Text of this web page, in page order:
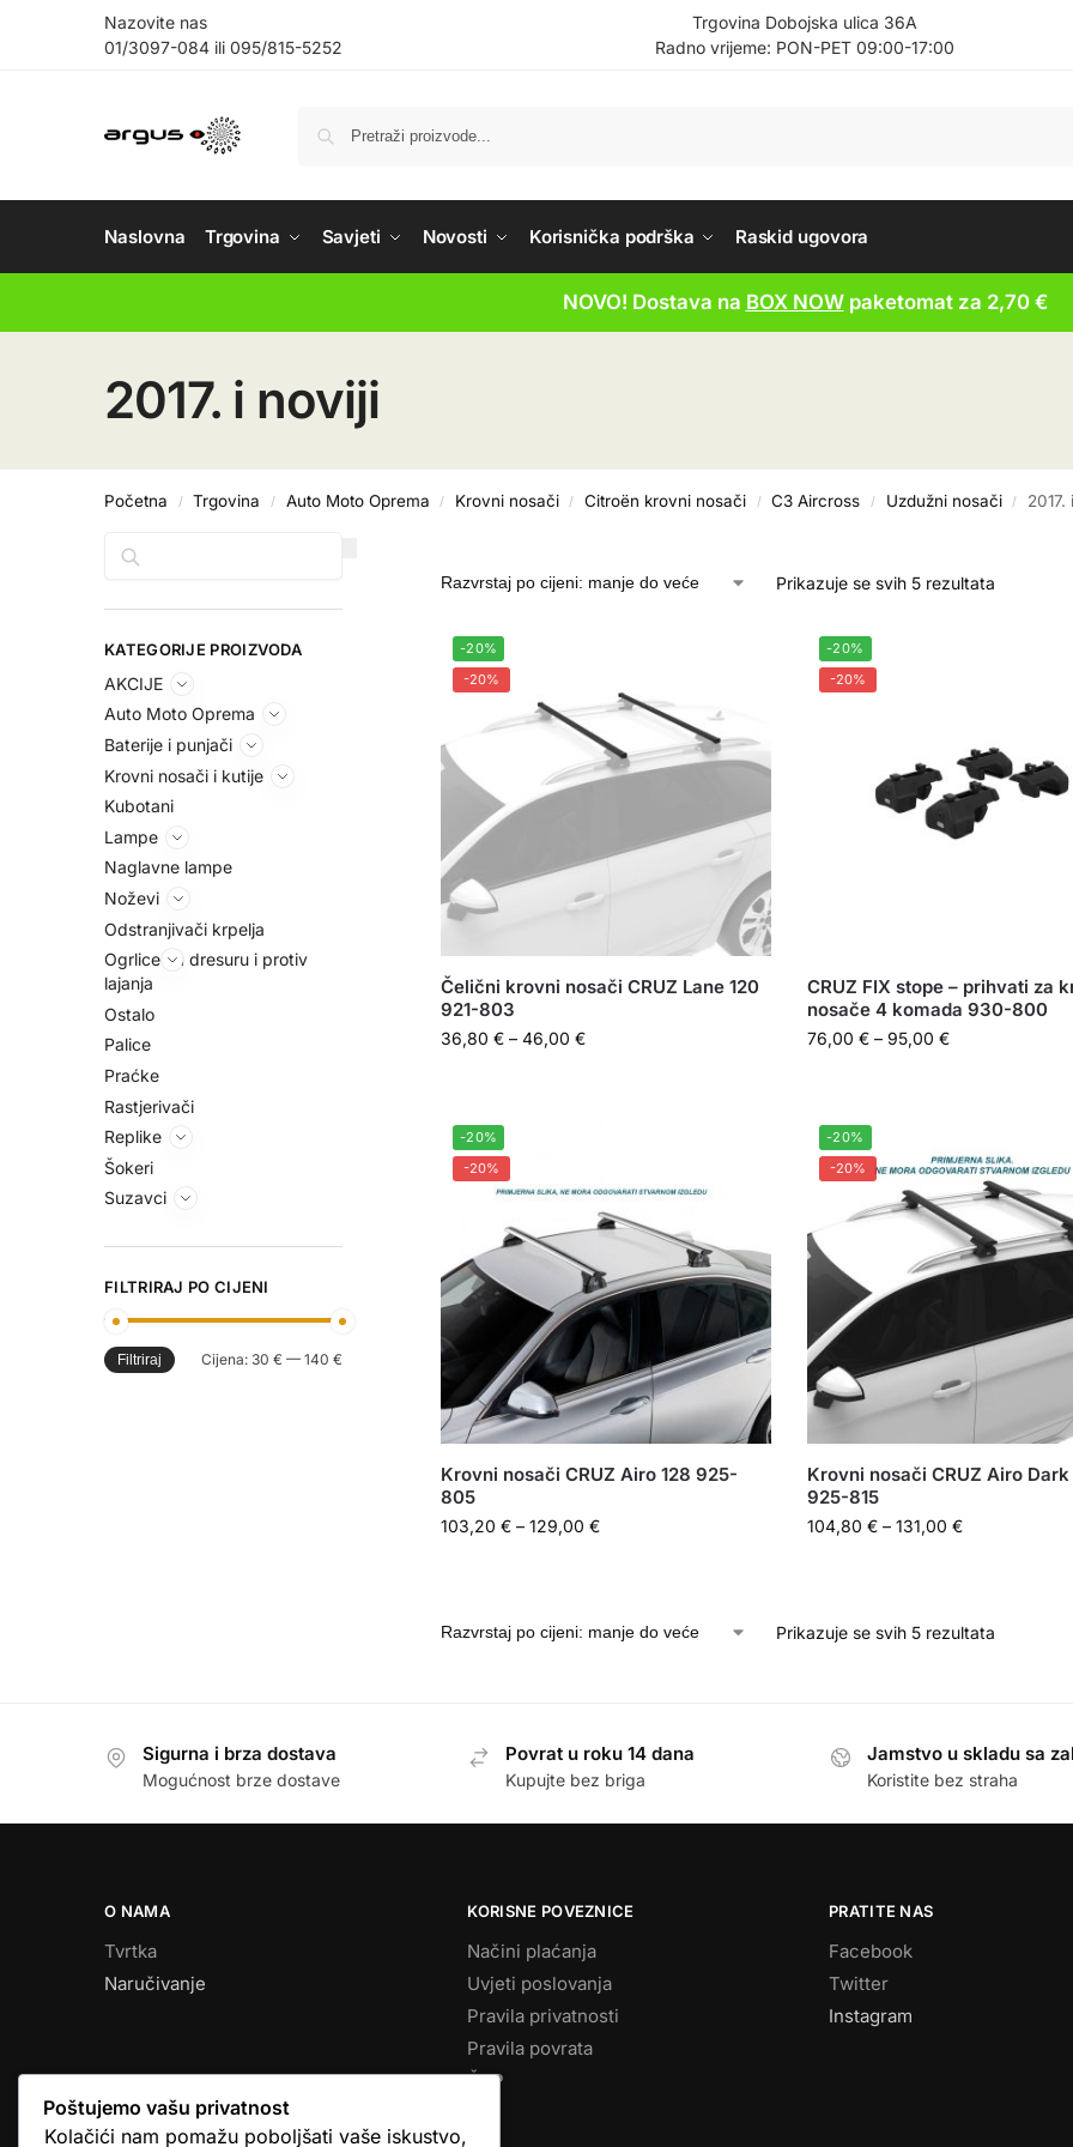
Nazovite nas
01/3097-084 ili 095/815-5252
Trgovina Dobojska ulica 36A
Radno vrijeme: PON-PET 09:00-17:00
Naslovna Trgovina Savjeti Novosti Korisnička podrška Raskid ugovora
NOVO! Dostava na BOX NOWpaketomat za 2,70 €
2017. i noviji
Početna / Trgovina / Auto Moto Oprema / Krovni nosači / Citroën krovni nosači / C3 Aircross / Uzdužni nosači / 2017.
Prikazuje se svih 5 rezultata
-20%
-20%
Čelični krovni nosači CRUZ Lane 120
921-803
36,80 € – 46,00 €
-20%
-20%
CRUZ FIX stope – prihvati za
nosače 4 komada 930-800
76,00 € – 95,00 €
-20%
-20%
Krovni nosači CRUZ Airo 128 925-
805
103,20 € – 129,00 €
-20%
-20%
Krovni nosači CRUZ Airo Dark
925-815
104,80 € – 131,00 €
Prikazuje se svih 5 rezultata
KATEGORIJE PROIZVODA
AKCIJE
Auto Moto Oprema
Baterije i punjači
Krovni nosači i kutije
Kubotani
Lampe
Naglavne lampe
Noževi
Odstranjivači krpelja
Ogrlice za dresuru i protiv
lajanja
Ostalo
Palice
Praćke
Rastjerivači
Replike
Šokeri
Suzavci
FILTRIRAJ PO CIJENI
Filtriraj Cijena: 30 € — 140 €
Sigurna i brza dostava
Mogućnost brze dostave
Povrat u roku 14 dana
Kupujte bez briga
Jamstvo u skladu sa
Koristite bez straha
O NAMA
Tvrtka
Naručivanje
KORISNE POVEZNICE
Načini plaćanja
Uvjeti poslovanja
Pravila privatnosti
Pravila povrata
ČPP
PRATITE NAS
Facebook
Twitter
Instagram
Poštujemo vašu privatnost
Kolačići nam pomažu poboljšati vaše iskustvo,